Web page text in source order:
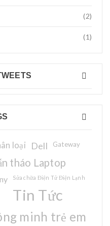
(2)
(1)
loại Dell Gateway
tháo Laptop
Sửa chữa Điện Tử Điện Lạnh
Tin Tức
minh trẻ em